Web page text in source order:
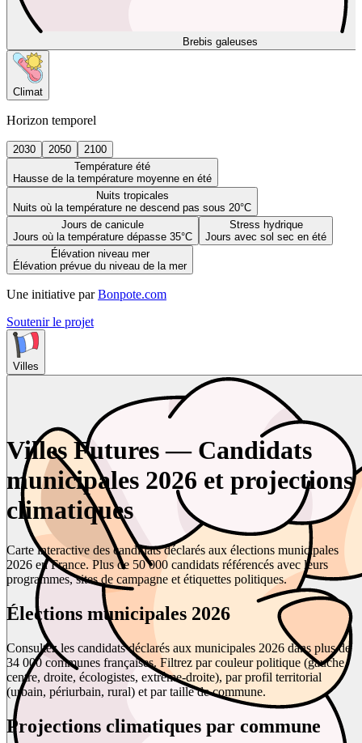
Brebis galeuses
Climat
Horizon temporel
2030 2050
2100
Température été
Hausse de la température moyenne en été
Nuits tropicales
Nuits où la température ne descend pas sous 20°C
Jours de canicule
Jours où la température dépasse 35°C
Stress hydrique
Jours avec sol sec en été
Élévation niveau mer
Élévation prévue du niveau de la mer
Une initiative par Bonpote.com
Soutenir le projet
Villes
Villes Futures — Candidats
municipales 2026 et projections
climatiques
Carte interactive des candidats déclarés aux élections municipales
2026 en France. Plus de 50 000 candidats référencés avec leurs
programmes, sites de campagne et étiquettes politiques.
Élections municipales 2026
Consultez les candidats déclarés aux municipales 2026 dans plus de
34 000 communes françaises. Filtrez par couleur politique (gauche,
centre, droite, écologistes, extrême-droite), par profil territorial
(urbain, périurbain, rural) et par taille de commune.
Projections climatiques par commune